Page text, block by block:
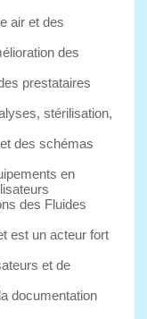
air et des
des
prestataires
stérilisation,
des schémas
en
des Fluides
est un acteur fort
et de
documentation